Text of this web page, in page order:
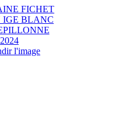
l'image